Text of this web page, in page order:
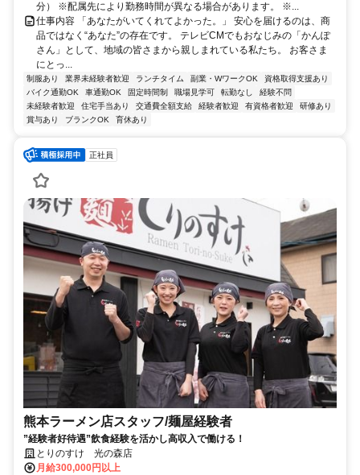
分） ※配属先により勤務時間が異なる場合があります。 ※...
仕事内容 「あなたがいてくれてよかった。」 安心を届けるのは、商
品ではなく“あなた”の存在です。 テレビCMでもおなじみの「かんぽ
さん」として、地域の皆さまから親しまれている私たち。 お客さま
にとっ...
制服あり 業界未経験者歓迎 ランチタイム 副業・WワークOK
資格取得支援あり
バイク通勤OK
車通勤OK 固定時間制 職場見学可 転勤なし
経験不問
未経験者歓迎
住宅手当あり 交通費全額支給 経験者歓迎 有資格者歓迎
研修あり
賞与あり
ブランクOK 育休あり
正社員
熊本ラーメン店スタッフ/麺屋経験者
”経験者好待遇”飲食経験を活かし高収入で働ける！
とりのすけ 光の森店
月給300,000円以上